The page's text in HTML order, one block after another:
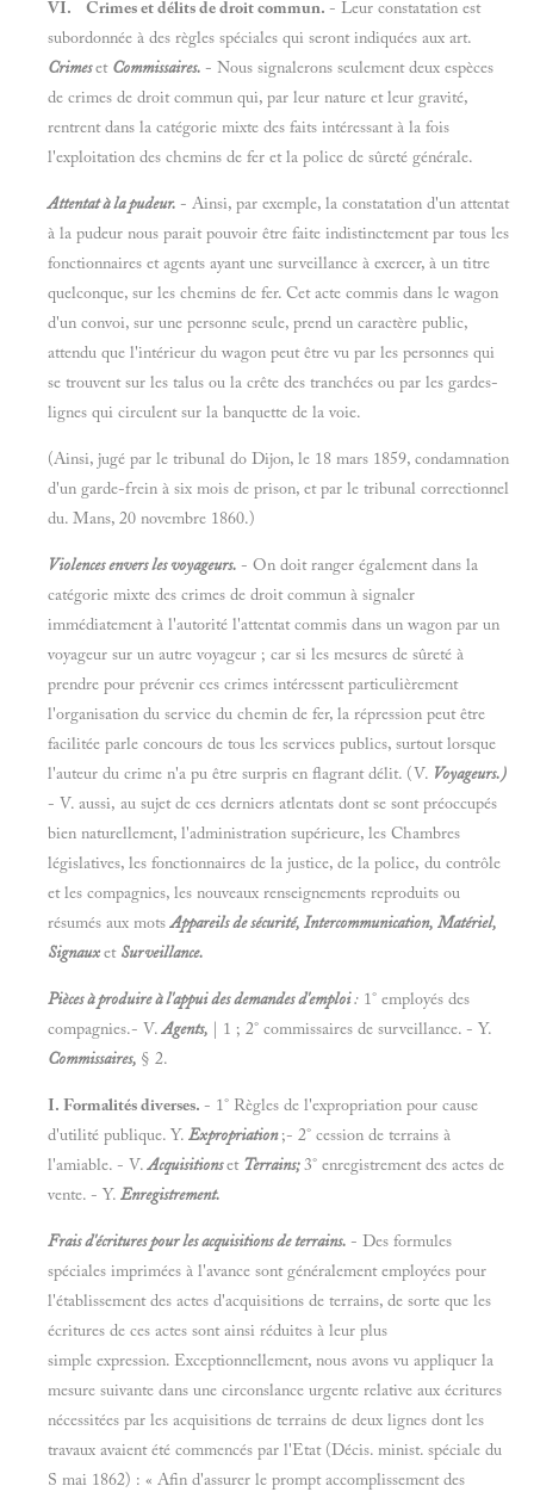
VI. Crimes et délits de droit commun. - Leur constatation est
subordonnée à des règles spéciales qui seront indiquées aux art.
Crimeset Commissaires. - Nous signalerons seulement deux espèces
de crimes de droit commun qui, par leur nature et leur gravité,
rentrent dans la catégorie mixte des faits intéressant à la fois
l'exploitation des chemins de fer et la police de sûreté générale.
Attentat à la pudeur. - Ainsi, par exemple, la constatation d'un attentat
à la pudeur nous parait pouvoir être faite indistinctement par tous les
fonctionnaires et agents ayant une surveillance à exercer, à un titre
quelconque, sur les chemins de fer. Cet acte commis dans le wagon
d'un convoi, sur une personne seule, prend un caractère public,
attendu que l'intérieur du wagon peut être vu par les personnes qui
se trouvent sur les talus ou la crête des tranchées ou par les gardes-
lignes qui circulent sur la banquette de la voie.
(Ainsi, jugé par le tribunal do Dijon, le 18 mars 1859, condamnation
d'un garde-frein à six mois de prison, et par le tribunal correctionnel
du. Mans, 20 novembre 1860.)
Violences envers les voyageurs. - On doit ranger également dans la
catégorie mixte des crimes de droit commun à signaler
immédiatement à l'autorité l'attentat commis dans un wagon par un
voyageur sur un autre voyageur ; car si les mesures de sûreté à
prendre pour prévenir ces crimes intéressent particulièrement
l'organisation du service du chemin de fer, la répression peut être
facilitée parle concours de tous les services publics, surtout lorsque
l'auteur du crime n'a pu être surpris en flagrant délit. (V. Voyageurs.)
- V. aussi, au sujet de ces derniers atlentats dont se sont préoccupés
bien naturellement, l'administration supérieure, les Chambres
législatives, les fonctionnaires de la justice, de la police, du contrôle
et les compagnies, les nouveaux renseignements reproduits ou
résumés aux motsAppareils de sécurité, Intercommunication, Matériel,
Signauxet Surveillance.
Pièces à produire à l'appui des demandes d'emploi: 1° employés des
compagnies.- V.Agents, | 1 ; 2° commissaires de surveillance. - Y.
Commissaires, § 2.
I. Formalités diverses. - 1° Règles de l'expropriation pour cause
d'utilité publique. Y. Expropriation;- 2° cession de terrains à
l'amiable. - V.Acquisitionset Terrains;3° enregistrement des actes de
vente. - Y. Enregistrement.
Frais d'écritures pour les acquisitions de terrains. - Des formules
spéciales imprimées à l'avance sont généralement employées pour
l'établissement des actes d'acquisitions de terrains, de sorte que les
écritures de ces actes sont ainsi réduites à leur plus
simple expression. Exceptionnellement, nous avons vu appliquer la
mesure suivante dans une circonslance urgente relative aux écritures
nécessitées par les acquisitions de terrains de deux lignes dont les
travaux avaient été commencés par l'Etat (Décis. minist. spéciale du
S mai 1862) : « Afin d'assurer le prompt accomplissement des